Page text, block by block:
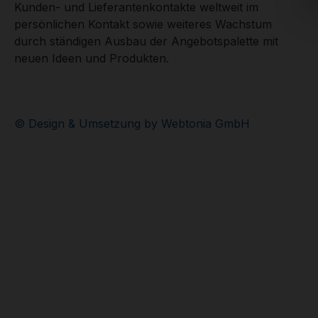
Kunden- und Lieferantenkontakte weltweit im
persönlichen Kontakt sowie weiteres Wachstum
durch ständigen Ausbau der Angebotspalette mit
neuen Ideen und Produkten.
© Design & Umsetzung by Webtonia GmbH